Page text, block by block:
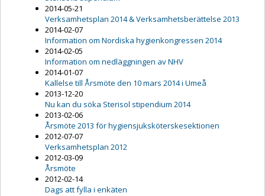
2014-05-21
Verksamhetsplan 2014 & Verksamhetsberättelse 2013
2014-02-07
Information om Nordiska hygienkongressen 2014
2014-02-05
Information om nedläggningen av NHV
2014-01-07
Kallelse till Årsmöte den 10 mars 2014 i Umeå
2013-12-20
Nu kan du söka Sterisol stipendium 2014
2013-02-06
Årsmöte 2013 för hygiensjuksköterskesektionen
2012-07-07
Verksamhetsplan 2012
2012-03-09
Årsmöte
2012-02-14
Dags att fylla i enkäten